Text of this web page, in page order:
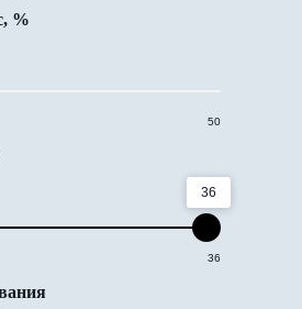
%
50
36
36